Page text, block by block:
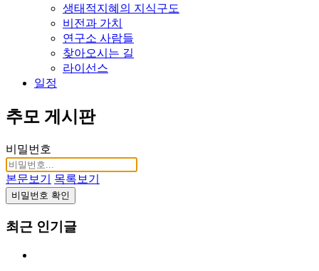
생태적지혜의 지식구도
비전과 가치
연구소 사람들
찾아오시는 길
라이선스
일정
추모 게시판
비밀번호
본문보기 목록보기
비밀번호 확인
최근 인기글